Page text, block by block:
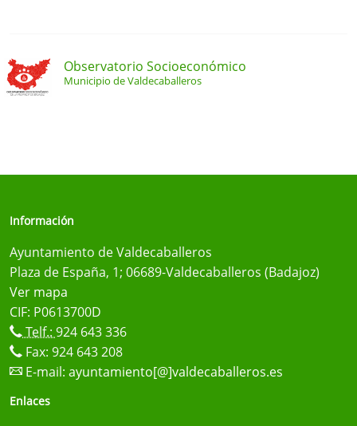
Observatorio Socioeconómico
Municipio de Valdecaballeros
Información
Ayuntamiento de Valdecaballeros
Plaza de España, 1; 06689-Valdecaballeros (Badajoz)
Ver mapa
CIF: P0613700D
Telf.: 924 643 336
Fax: 924 643 208
E-mail: ayuntamiento[@]valdecaballeros.es
Enlaces